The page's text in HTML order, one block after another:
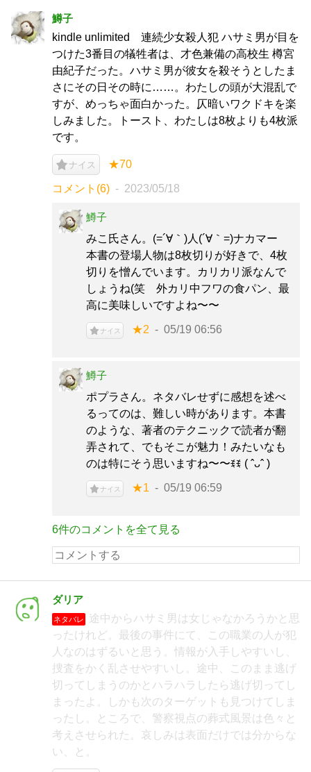
鱒子
kindle unlimited 連続少女殺人犯 ハサミ男が目を
つけた3番目の犠牲者は、才色兼備の高校生 樽宮
由紀子だった。ハサミ男が彼女を殺そうとしたま
さにその日その時に……。わたしの頭が大混乱で
すが、めっちゃ面白かった。仄暗いワクドキを楽
しみました。トースト、わたしは8枚よりも4枚派
です。
ナイス ★70
コメント(6) 2023/05/18
鱒子
みこ氏さん。(=´∀｀)人(´∀｀=)ナカマー
本書の登場人物は8枚切りが好きで、4枚
切りを憎んでいます。カリカリ派なんで
しょうね(笑 外カリ中フワの食パン、最
高に美味しいですよね〜〜
ナイス ★2 05/19 06:56
鱒子
ポプラさん。ネタバレせずに感想を述べ
るってのは、難しい時があります。本書
のような、著者のテクニックで読者が翻
弄されて、でもそこが魅力！みたいなも
のは特にそう思いますね〜〜ꉂꉂ ( ˆᴗˆ )
ナイス ★1 05/19 06:59
6件のコメントを全て見る
ダリア
ネタバレ
途中からハサミ男は女じゃなかろうかと思
ったけれど。最後の事件にて、この職業の人が犯
人なのはずるいと思う。情報が入手しやすいし、
捜査をかく乱させやすいし。途中、このまま逃げ
切ってしまうのかとハラハラしたら逃げ切ってし
まったよ。しかも次のターゲットも見つけてしま
ったし。ところで、警察視点の葬式風景は色々と
考えさせられた。哀しみは表面だけでは分からな
い、と。